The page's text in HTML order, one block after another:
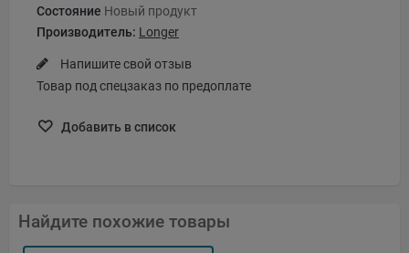
Состояние Новый продукт
Производитель: Longer
Напишите свой отзыв
Товар под спецзаказ по предоплате
Добавить в список
Найдите похожие товары